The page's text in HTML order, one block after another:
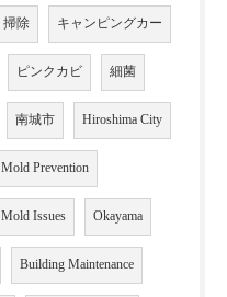
掃除 キャンピングカー
ピンクカビ 細菌
南城市 Hiroshima City
Mold Prevention
Mold Issues Okayama
Building Maintenance